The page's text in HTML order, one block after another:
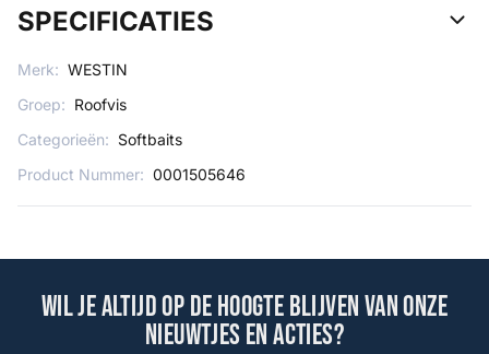
SPECIFICATIES
Merk: WESTIN
Groep: Roofvis
Categorieën: Softbaits
Product Nummer: 0001505646
Wil je altijd op de hoogte blijven van onze
nieuwtjes en acties?